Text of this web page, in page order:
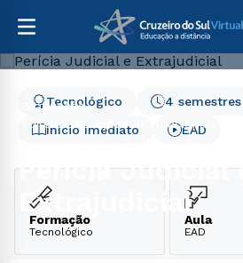
Graduação
Direito, Relações Internacionais e
Perícia Judicial e Extrajudicial
Perícia Judicial
Extrajudicial
Início Imediato
4 semestres
Tecnológico
EAD
Formação
Tecnológico
Aula
EAD